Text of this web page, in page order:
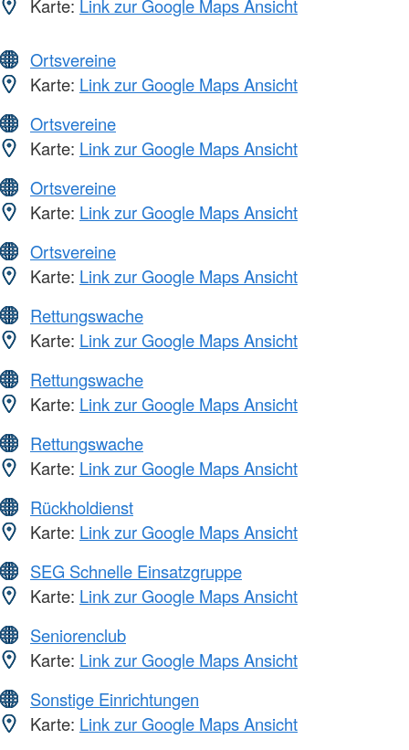
Karte: Link zur Google Maps Ansicht
Ortsvereine
Karte: Link zur Google Maps Ansicht
Ortsvereine
Karte: Link zur Google Maps Ansicht
Ortsvereine
Karte: Link zur Google Maps Ansicht
Ortsvereine
Karte: Link zur Google Maps Ansicht
Rettungswache
Karte: Link zur Google Maps Ansicht
Rettungswache
Karte: Link zur Google Maps Ansicht
Rettungswache
Karte: Link zur Google Maps Ansicht
Rückholdienst
Karte: Link zur Google Maps Ansicht
SEG Schnelle Einsatzgruppe
Karte: Link zur Google Maps Ansicht
Seniorenclub
Karte: Link zur Google Maps Ansicht
Sonstige Einrichtungen
Karte: Link zur Google Maps Ansicht